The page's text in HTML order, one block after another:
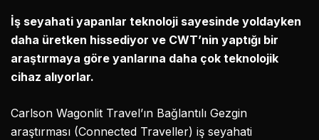
İş seyahati yapanlar teknoloji sayesinde yoldayken
daha üretken hissediyor ve CWT’nin yaptığı bir
araştırmaya göre yanlarına daha çok teknolojik
cihaz alıyorlar.
Carlson Wagonlit Travel’ın Bağlantılı Gezgin
araştırması (Connected Traveller) iş seyahati